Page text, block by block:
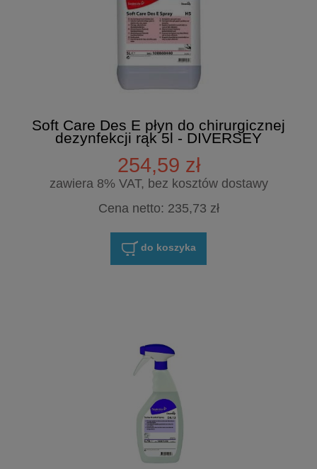
Soft Care Des E płyn do chirurgicznej
dezynfekcji rąk 5l - DIVERSEY
254,59 zł
zawiera 8% VAT, bez kosztów dostawy
Cena netto: 235,73 zł
do koszyka